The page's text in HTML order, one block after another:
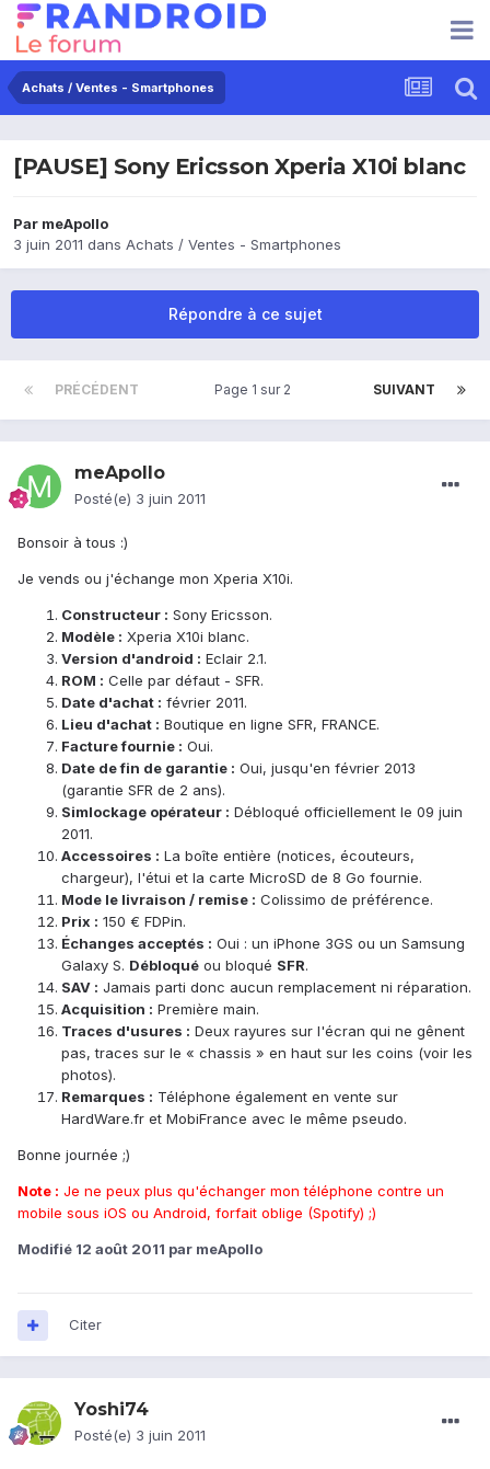
Achats / Ventes - Smartphones
[PAUSE] Sony Ericsson Xperia X10i blanc
Par meApollo
3 juin 2011 dans Achats / Ventes - Smartphones
Répondre à ce sujet
PRÉCÉDENT SUIVANT
Page 1 sur 2
meApollo
Posté(e) 3 juin 2011
Bonsoir à tous :)
Je vends ou j'échange mon Xperia X10i.
Constructeur : Sony Ericsson.
Modèle : Xperia X10i blanc.
Version d'android : Eclair 2.1.
ROM : Celle par défaut - SFR.
Date d'achat : février 2011.
Lieu d'achat : Boutique en ligne SFR, FRANCE.
Facture fournie : Oui.
Date de fin de garantie : Oui, jusqu'en février 2013
(garantie SFR de 2 ans).
Simlockage opérateur : Débloqué officiellement le 09 juin
2011.
Accessoires : La boîte entière (notices, écouteurs,
chargeur), l'étui et la carte MicroSD de 8 Go fournie.
Mode le livraison / remise : Colissimo de préférence.
Prix : 150 € FDPin.
Échanges acceptés : Oui : un iPhone 3GS ou un Samsung
Galaxy S. Débloqué ou bloqué SFR.
SAV : Jamais parti donc aucun remplacement ni réparation.
Acquisition : Première main.
Traces d'usures : Deux rayures sur l'écran qui ne gênent
pas, traces sur le « chassis » en haut sur les coins (voir les
photos).
Remarques : Téléphone également en vente sur
HardWare.fr et MobiFrance avec le même pseudo.
Bonne journée ;)
Note : Je ne peux plus qu'échanger mon téléphone contre un
mobile sous iOS ou Android, forfait oblige (Spotify) ;)
Modifié 12 août 2011 par meApollo
Citer
Yoshi74
Posté(e) 3 juin 2011